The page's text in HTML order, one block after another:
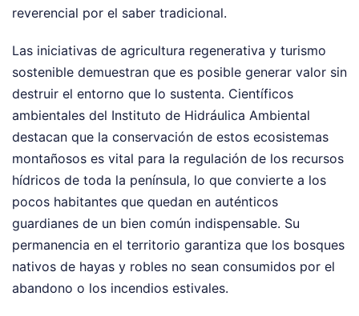
reverencial por el saber tradicional.
Las iniciativas de agricultura regenerativa y turismo
sostenible demuestran que es posible generar valor sin
destruir el entorno que lo sustenta. Científicos
ambientales del Instituto de Hidráulica Ambiental
destacan que la conservación de estos ecosistemas
montañosos es vital para la regulación de los recursos
hídricos de toda la península, lo que convierte a los
pocos habitantes que quedan en auténticos
guardianes de un bien común indispensable. Su
permanencia en el territorio garantiza que los bosques
nativos de hayas y robles no sean consumidos por el
abandono o los incendios estivales.